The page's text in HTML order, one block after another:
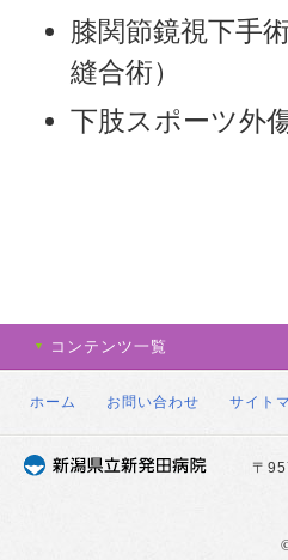
膝関節鏡視下手
縫合術）
下肢スポーツ外
コンテンツ一覧
ホーム お問い合わせ サイト
〒